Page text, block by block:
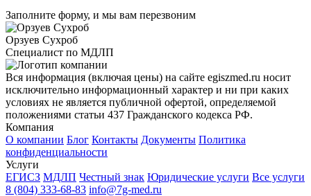
Заполните форму, и мы вам перезвоним
Орзуев Сухроб
Специалист по МДЛП
Вся информация (включая цены) на сайте egiszmed.ru носит
исключительно информационный характер и ни при каких
условиях не является публичной офертой, определяемой
положениями статьи 437 Гражданского кодекса РФ.
Компания
О компании Блог Контакты Документы Политика
конфиденциальности
Услуги
ЕГИСЗ МДЛП Честный знак Юридические услуги Все услуги
8 (804) 333-68-83 info@7g-med.ru